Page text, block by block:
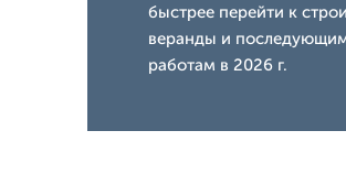
быстрее перейти к
веранды и
работам в 2026 г.